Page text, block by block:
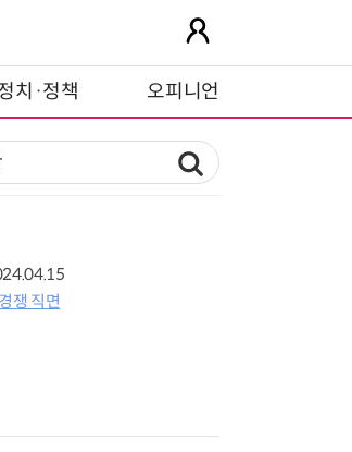
치·정책 오피니언
쟁 직면